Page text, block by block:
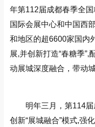
年第112届成都春季全
国际会展中心和中国西
和地区的超6600家国内
展,并创新打造“春糖季
动展城深度融合，带动
明年三月，第114
创新“展城融合”模式,强